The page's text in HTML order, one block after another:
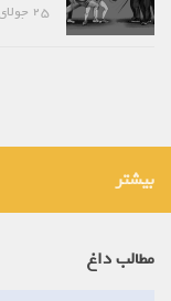
بیشتر
مطالب داغ